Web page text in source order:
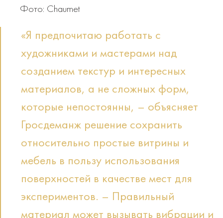
Фото: Chaumet
«Я предпочитаю работать с
художниками и мастерами над
созданием текстур и интересных
материалов, а не сложных форм,
которые непостоянны, – объясняет
Гросдеманж решение сохранить
относительно простые витрины и
мебель в пользу использования
поверхностей в качестве мест для
экспериментов. – Правильный
материал может вызывать вибрации и